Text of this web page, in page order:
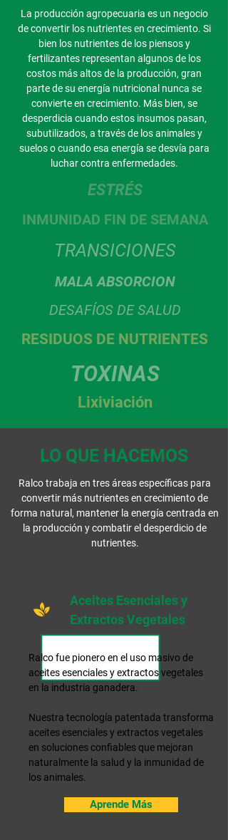
La producción agropecuaria es un negocio
de convertir los nutrientes en crecimiento. Si
bien los nutrientes de los piensos y
fertilizantes representan algunos de los
costos más altos de la producción, gran
parte de su energía nutricional nunca se
convierte en crecimiento. Más bien, se
desperdicia cuando estos insumos pasan,
subutilizados, a través de los animales y
suelos o cuando esa energía se desvía para
luchar contra enfermedades.
ESTRÉS
INMUNIDAD FIN DE SEMANA
TRANSICIONES
MALA ABSORCION
DESAFÍOS DE SALUD
RESIDUOS DE NUTRIENTES
TOXINAS
Lixiviación
LO QUE HACEMOS
Ralco trabaja en tres áreas específicas para
convertir más nutrientes en crecimiento de
forma natural, mantener la energía centrada en
la producción y combatir el desperdicio de
nutrientes.
Aceites Esenciales y
Extractos Vegetales
Ralco fue pionero en el uso masivo de
aceites esenciales y extractos vegetales
en la industria ganadera.
Nuestra tecnología patentada transforma
aceites esenciales y extractos vegetales
en soluciones confiables que mejoran
naturalmente la salud y la inmunidad de
los animales.
Aprende Más